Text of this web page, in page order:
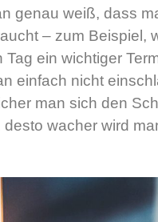
genau weiß, dass
– zum Beispiel,
Tag ein wichtiger
einfach nicht
man sich den
desto wacher wird